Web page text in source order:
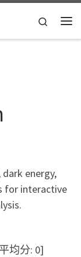
Search
energy,
for interactive
平均分: 0]